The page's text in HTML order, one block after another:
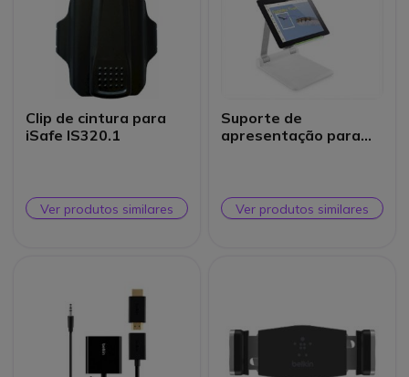
Clip de cintura para
iSafe IS320.1
Ver produtos similares
Suporte de
apresentação para
Ver produtos similares